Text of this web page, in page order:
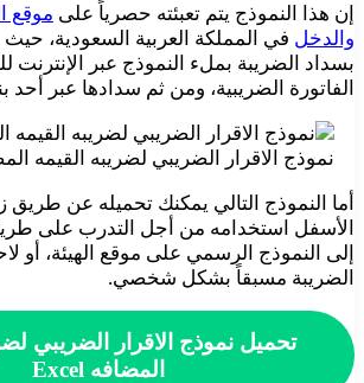
إن هذا النموذج يتم تعبئته حصرياً على موقع
والدخل في المملكة العربية السعودية،
بسداد الضريبة بملء النموذج عبر
الفاتورة الضريبية، ومن ثم سدادها عبر أحد
نموذج الاقرار الضريبي لضريبه القيمه
أما النموذج التالي يمكنك تحميله عن طريق
الأسفل استخدامه من أجل التدرب على
إلى النموذج الرسمي على موقع الهيئة، أو
الضريبة مسبقاً بشكل شخصي.
تحميل نموذج الاقرار الضريبي
المضافه Excel